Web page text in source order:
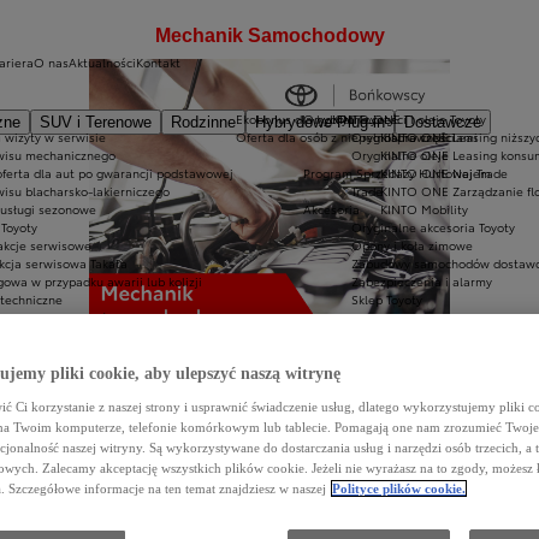
SUV i Terenowe Rodzinne Hybrydowe Plug-in
Dostawcze
Ekobonus dla hybryd Toyoty
Oferta dla osób z niepełnosprawnościami
KINTO ONE
KINTO ONE Leasing
KINTO ONE Leasing
KINTO ONE Najem
KINTO ONE Zarządzanie
KINTO Mobility
wizyty w serwisie
mechanicznego
dla aut po gwarancji podstawowej
blacharsko-lakierniczego
sezonowe
serwisowe
serwisowa Takata
w przypadku awarii lub kolizji
wygody Klientów
Oryginalne części i oleje Toyoty
Oryginalne części
Oryginalne oleje
Program Sprzedaży Hurtowej Trade
Trade
Akcesoria
Oryginalne akcesoria Toyoty
Opony i koła zimowe
Zabudowy samochodów
Zabezpieczenia i alarmy
Sklep Toyoty
O nasAktualnościKontakt
Mechanik Samochodowy
kilku zasad, z których najważniejszą jest budowanie zaufania, jakim firmę obdarzają klienci.
pliki cookie, aby ulepszyć naszą witrynę
Ci korzystanie z naszej strony i usprawnić świadczenie usług, dlatego wykorzystujemy pliki
Twoim komputerze, telefonie komórkowym lub tablecie. Pomagają one nam zrozumieć
naszej witryny. Są wykorzystywane do dostarczania usług i narzędzi osób trzecich, a
Zalecamy akceptację wszystkich plików cookie. Jeżeli nie wyrażasz na to zgody, możesz
Szczegółowe informacje na ten temat znajdziesz w naszej Polityce plików cookie.